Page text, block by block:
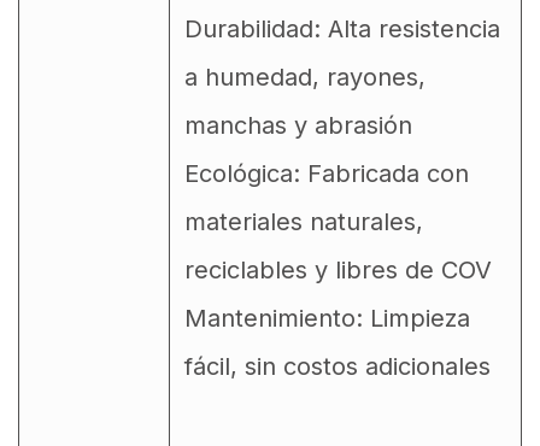
Durabilidad: Alta resistencia
a humedad, rayones,
manchas y abrasión
Ecológica: Fabricada con
materiales naturales,
reciclables y libres de COV
Mantenimiento: Limpieza
fácil, sin costos adicionales